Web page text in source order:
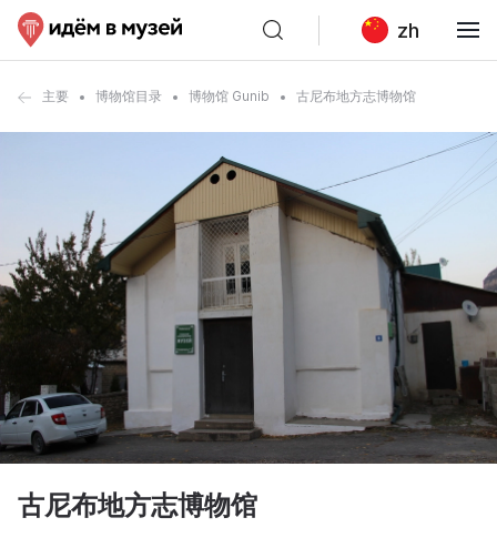
zh
主要 博物馆目录 博物馆 Gunib 古尼布地方志博物馆
古尼布地方志博物馆